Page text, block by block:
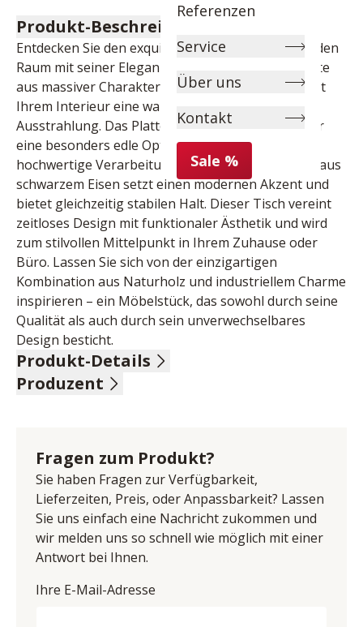
Referenzen
Service
Über uns
Kontakt
Sale %
Produkt-Beschreibung
Entdecken Sie den exquisiten Design-Tisch, der jeden
Raum mit seiner Eleganz bereichert. Die Tischplatte
aus massiver Charakter-Eiche ist geölt und verleiht
Ihrem Interieur eine warme und natürliche
Ausstrahlung. Das Plattenprofil FACETTE sorgt für
eine besonders edle Optik und unterstreicht die
hochwertige Verarbeitung. Das robuste V-Gestell aus
schwarzem Eisen setzt einen modernen Akzent und
bietet gleichzeitig stabilen Halt. Dieser Tisch vereint
zeitloses Design mit funktionaler Ästhetik und wird
zum stilvollen Mittelpunkt in Ihrem Zuhause oder
Büro. Lassen Sie sich von der einzigartigen
Kombination aus Naturholz und industriellem Charme
inspirieren – ein Möbelstück, das sowohl durch seine
Qualität als auch durch sein unverwechselbares
Design besticht.
Produkt-Details
Tischplatte Charakter-Eiche massiv, geölt,
Produzent
E-Mail-Adresse: info@niehoff-sitzmoebel.de
UID (Umsatzsteuer-Identifikationsnummer): DE
813783971
Fragen zum Produkt?
Sie haben Fragen zur Verfügbarkeit,
Lieferzeiten, Preis, oder Anpassbarkeit? Lassen
Sie uns einfach eine Nachricht zukommen und
wir melden uns so schnell wie möglich mit einer
Antwort bei Ihnen.
Ihre E-Mail-Adresse